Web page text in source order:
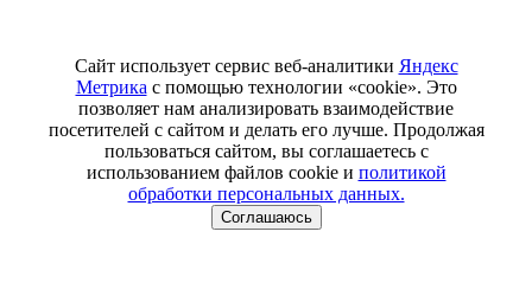
Сайт использует сервис веб-аналитики Яндекс
Метрика с помощью технологии «cookie». Это
позволяет нам анализировать взаимодействие
посетителей с сайтом и делать его лучше. Продолжая
пользоваться сайтом, вы соглашаетесь с
использованием файлов cookie и политикой
обработки персональных данных.
Соглашаюсь